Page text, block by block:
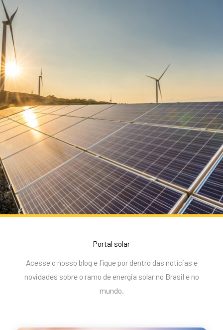
Portal solar
Acesse o nosso blog e fique por dentro das notícias e
novidades sobre o ramo de energia solar no Brasil e no
mundo.